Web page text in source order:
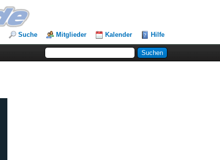
Suche Mitglieder Kalender Hilfe